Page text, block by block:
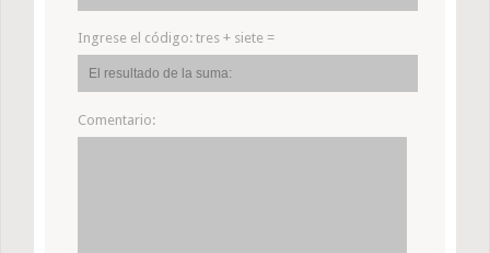
Ingrese el código: tres + siete =
Comentario: